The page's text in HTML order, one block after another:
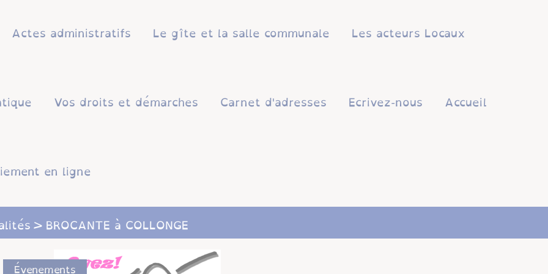
Actes administratifs Le gîte et la salle communale Les acteurs Locaux
Vos droits et démarches Carnet d'adresses Ecrivez-nous Accueil
en ligne
BROCANTE à COLLONGE
Évenements